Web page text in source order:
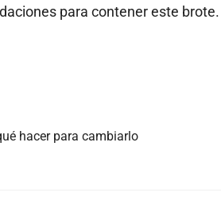
para contener este brote.
hacer para cambiarlo